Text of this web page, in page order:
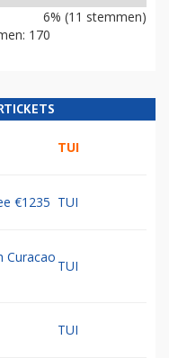
6% (11 stemmen)
170
TUI
€1235 TUI
Curacao
TUI
TUI